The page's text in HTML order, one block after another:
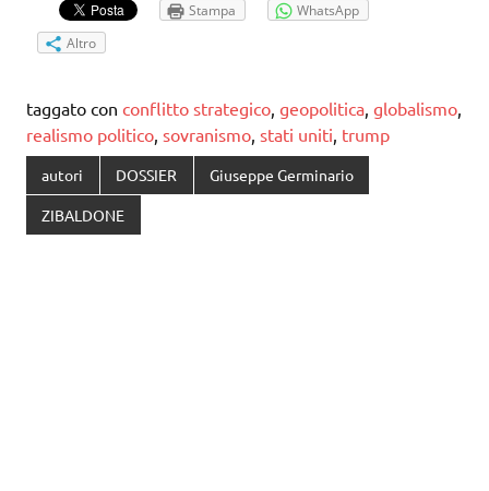
Stampa
WhatsApp
Altro
taggato con conflitto strategico geopolitica globalismo
realismo politico sovranismo stati uniti trump
autori DOSSIER Giuseppe Germinario
ZIBALDONE